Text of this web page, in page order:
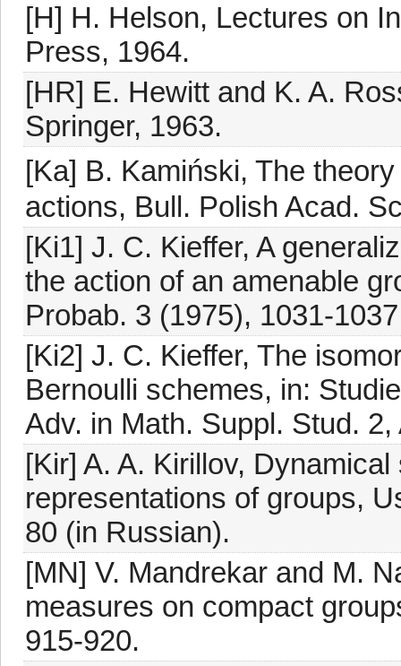
[H] H. Helson, Lectures on
Press, 1964.
[HR] E. Hewitt and K. A.
Springer, 1963.
[Ka] B. Kamiński, The
actions, Bull. Polish Acad.
[Ki1] J. C. Kieffer, A
the action of an amenable
Probab. 3 (1975), 1031-
[Ki2] J. C. Kieffer, The
Bernoulli schemes, in:
Adv. in Math. Suppl. Stud.
[Kir] A. A. Kirillov,
representations of groups,
80 (in Russian).
[MN] V. Mandrekar and M.
measures on compact
915-920.